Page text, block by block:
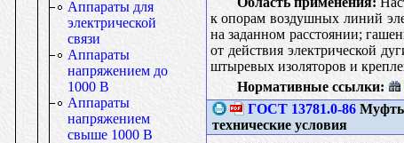
Аппараты для
электрической
связи
Аппараты
напряжением до
1000 В
Аппараты
напряжением
свыше 1000 В
к опорам воздушных линий
на заданном расстоянии;
от действия электрической
штыревых изоляторов и
Нормативные ссылки:
ГОСТ 13781.0-86Муфты
технические условия